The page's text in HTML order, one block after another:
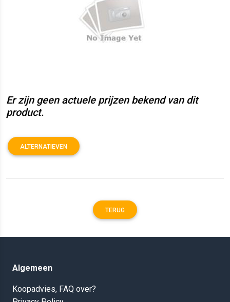
Er zijn geen actuele prijzen bekend van dit
product.
ALTERNATIEVEN
TERUG
Algemeen
Koopadvies, FAQ over?